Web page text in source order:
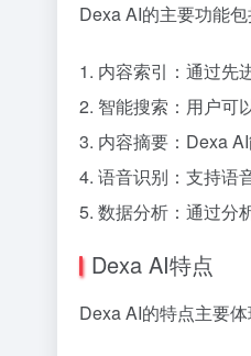
Dexa AI的主要功能包
1. 内容索引：通过先
2. 智能搜索：用户可
3. 内容摘要：Dexa
4. 语音识别：支持语
5. 数据分析：通过分
Dexa AI特点
Dexa AI的特点主要